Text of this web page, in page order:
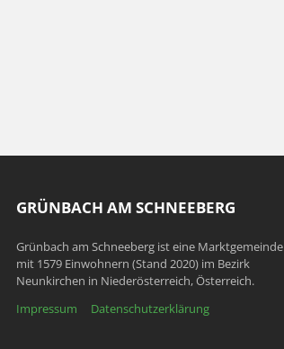
GRÜNBACH AM SCHNEEBERG
Grünbach am Schneeberg ist eine Marktgemeinde
mit 1579 Einwohnern (Stand 2020) im Bezirk
Neunkirchen in Niederösterreich, Österreich.
Impressum
Datenschutzerklärung